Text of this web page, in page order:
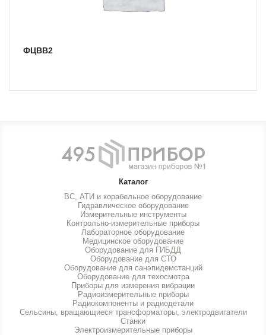
ФЦВВ2
Каталог
ВС, АТИ и корабельное оборудование
Гидравлическое оборудование
Измерительные инструменты
Контрольно-измерительные приборы
Лабораторное оборудование
Медицинское оборудование
Оборудование для ГИБДД
Оборудование для СТО
Оборудование для санэпидемстанций
Оборудование для техосмотра
Приборы для измерения вибрации
Радиоизмерительные приборы
Радиокомпоненты и радиодетали
Сельсины, вращающиеся трансформаторы, электродвигатели
Станки
Электроизмерительные приборы